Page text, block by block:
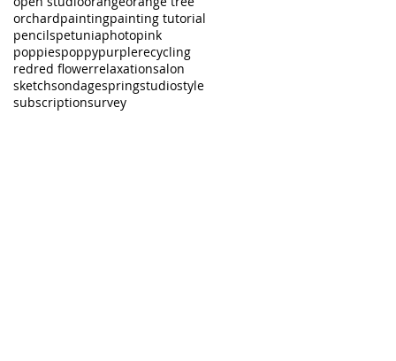
orchardpaintingpainting tutorial
pencilspetuniaphotopink
poppiespoppypurplerecycling
redred flowerrelaxationsalon
sketchsondagespringstudiostyle
subscriptionsurvey